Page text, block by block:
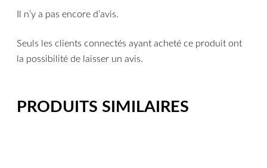
Il n’y a pas encore d’avis.
Seuls les clients connectés ayant acheté ce produit ont
la possibilité de laisser un avis.
PRODUITS SIMILAIRES